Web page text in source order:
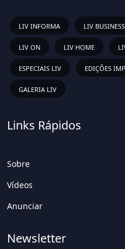
LIV INFORMA LIV BUSINESS
LIV ON LIV HOME
ESPECIAIS LIV EDIÇÕES
GALERIA LIV
Links Rápidos
Sobre
Vídeos
Anunciar
Newsletter